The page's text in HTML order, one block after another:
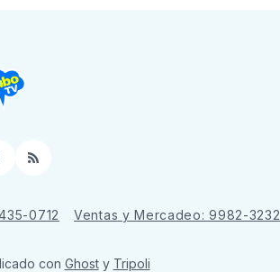
RSS
0712 Ventas y Mercadeo: 9982-3232
con Ghosty Tripoli